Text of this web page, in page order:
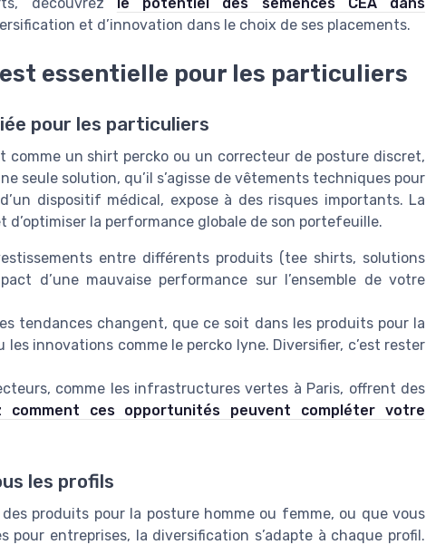
et d’innovation dans le choix de ses placements.
essentielle pour les particuliers
pour les particuliers
comme un shirt percko ou un correcteur de posture discret,
seule solution, qu’il s’agisse de vêtements techniques pour
dispositif médical, expose à des risques importants. La
la performance globale de son portefeuille.
entre différents produits (tee shirts, solutions
d’une mauvaise performance sur l’ensemble de votre
tendances changent, que ce soit dans les produits pour la
innovations comme le percko lyne. Diversifier, c’est rester
comme les infrastructures vertes à Paris, offrent des
comment ces opportunités peuvent compléter votre
les profils
produits pour la posture homme ou femme, ou que vous
entreprises, la diversification s’adapte à chaque profil.